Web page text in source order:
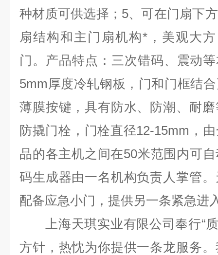
种材质可供选择； 5、可在门扇下
扇结构和主门扇机构*，美观大
门。产品特点：三次错码、震动
5mm厚度冷轧钢板，门和门框结
薄膜按键，具有防水、防潮、耐
防撬门栓，门栓直径12-15mm ，
品的各主机之间在50米范围内可
码生成器由一名机构负责人掌管
配备应急小门，提供另一条紧急进
上海天琪实业有限公司奉行“质
方针，热忱为你提供一条龙服务